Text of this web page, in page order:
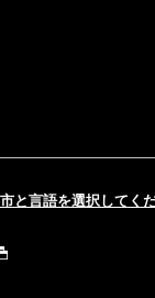
と言語を選択してく